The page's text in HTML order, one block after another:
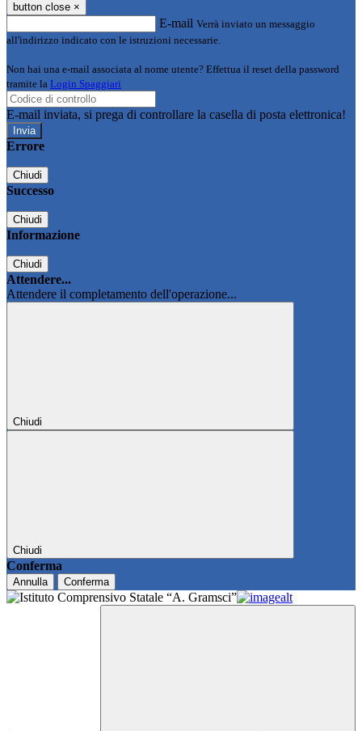
button close ×
E-mail Verrà inviato un messaggio
all'indirizzo indicato con le istruzioni necessarie.
Non hai una e-mail associata al nome utente? Effettua il reset della password
tramite la Login Spaggiari
E-mail inviata, si prega di controllare la casella di posta elettronica!
Errore
Chiudi
Successo
Chiudi
Informazione
Chiudi
Attendere...
Attendere il completamento dell'operazione...
Chiudi
Chiudi
Conferma
Annulla Conferma